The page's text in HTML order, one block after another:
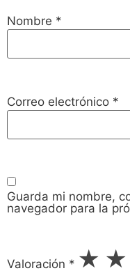
Nombre *
Correo electrónico *
Guarda mi nombre,
navegador para la
Valoración * ★
★